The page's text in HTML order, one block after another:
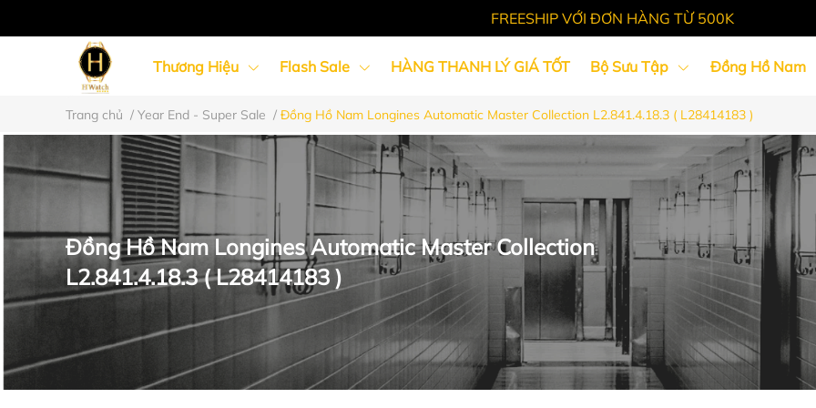
FREESHIP VỚI ĐƠN HÀNG TỪ 500K
Thương Hiệu Flash Sale HÀNG THANH LÝ GIÁ TỐT Bộ Sưu Tập Đồng Hồ Nam
Đồng Hồ Nữ Đồng Hồ Cặp Đôi
Trang chủ / Year End - Super Sale / Đồng Hồ Nam Longines Automatic Master Collection L2.841.4.18.3 ( L28414183 )
Đồng Hồ Nam Longines Automatic Master Collection
L2.841.4.18.3 ( L28414183 )